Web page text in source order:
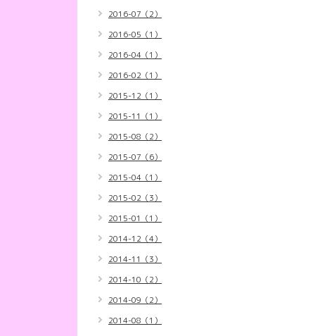
2016-07（2）
2016-05（1）
2016-04（1）
2016-02（1）
2015-12（1）
2015-11（1）
2015-08（2）
2015-07（6）
2015-04（1）
2015-02（3）
2015-01（1）
2014-12（4）
2014-11（3）
2014-10（2）
2014-09（2）
2014-08（1）